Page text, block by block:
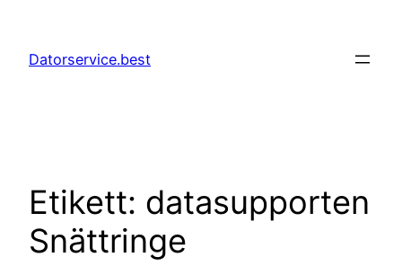
innehåll
Datorservice.best
Etikett: datasupporten
Snättringe